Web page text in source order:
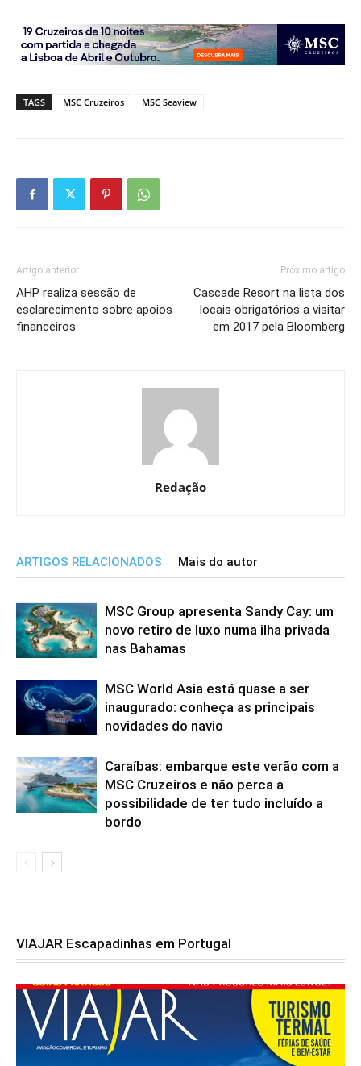
TAGS MSC Cruzeiros MSC Seaview
Artigo anterior
AHP realiza sessão de
esclarecimento sobre apoios
financeiros
Próximo artigo
Cascade Resort na lista dos
locais obrigatórios a visitar
em 2017 pela Bloomberg
Redação
ARTIGOS RELACIONADOS Mais do autor
MSC Group apresenta Sandy Cay: um
novo retiro de luxo numa ilha privada
nas Bahamas
MSC World Asia está quase a ser
inaugurado: conheça as principais
novidades do navio
Caraíbas: embarque este verão com a
MSC Cruzeiros e não perca a
possibilidade de ter tudo incluído a
bordo
VIAJAR Escapadinhas em Portugal